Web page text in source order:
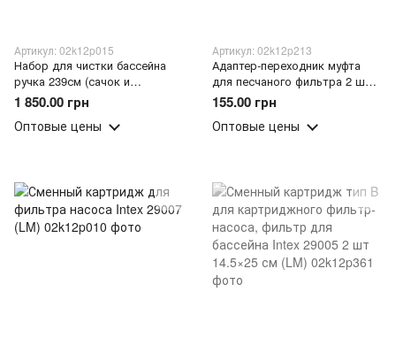
Артикул: 02k12p015
Набор для чистки бассейна
ручка 239см (сачок и
вакуумная насадка с мешком)
Intex 28002 (AT)
1 850.00 грн
Оптовые цены
Артикул: 02k12p213
Адаптер-переходник муфта
для песчаного фильтра 2 шт
Intex 29061 с 32 мм на 38 мм
(AT)
155.00 грн
Оптовые цены